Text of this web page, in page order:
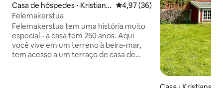
Casa de hóspedes ⋅ Kristians
und
4,97 de uma avaliação média
4,97 (36)
Felemakerstua
Felemakerstua tem uma história muito
especial - a casa tem 250 anos. Aqui
você vive em um terreno à beira-mar,
tem acesso a um terraço de casa de